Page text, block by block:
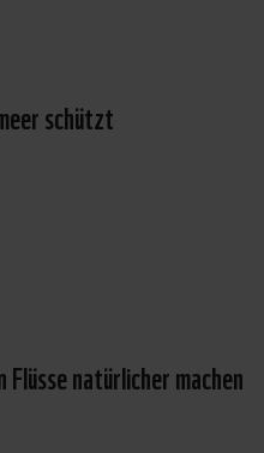
schützt
natürlicher machen